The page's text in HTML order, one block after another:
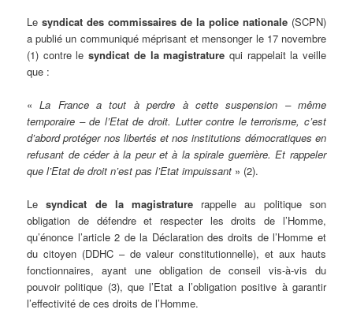
Lesyndicat des commissaires de la police nationale(SCPN)
a publié un communiqué méprisant et mensonger le 17 novembre
(1) contre lesyndicat de la magistrature qui rappelait la veille
que :
«La France a tout à perdre à cette suspension – même
temporaire – de l’Etat de droit. Lutter contre le terrorisme, c’est
d’abord protéger nos libertés et nos institutions démocratiques en
refusant de céder à la peur et à la spirale guerrière. Et rappeler
que l’Etat de droit n’est pas l’Etat impuissant » (2).
Lesyndicat de la magistrature rappelle au politique son
obligation de défendre et respecter les droits de l’Homme,
qu’énonce l’article 2 de la Déclaration des droits de l’Homme et
du citoyen (DDHC – de valeur constitutionnelle), et aux hauts
fonctionnaires, ayant une obligation de conseil vis-à-vis du
pouvoir politique (3), que l’Etat a l’obligation positive à garantir
l’effectivité de ces droits de l’Homme.